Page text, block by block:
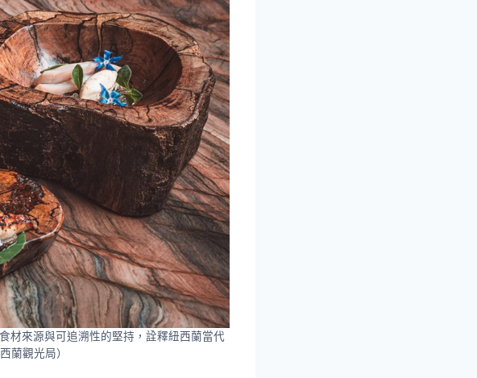
材來源與可追溯性的堅持，詮釋紐西蘭當代
蘭觀光局）